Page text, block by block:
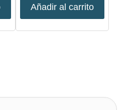
Añadir al carrito